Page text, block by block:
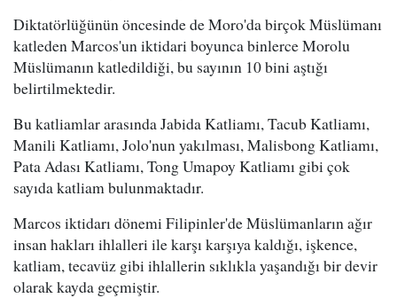
Diktatörlüğünün öncesinde de Moro'da birçok Müslümanı
katleden Marcos'un iktidari boyunca binlerce Morolu
Müslümanın katledildiği, bu sayının 10 bini aştığı
belirtilmektedir.
Bu katliamlar arasında Jabida Katliamı, Tacub Katliamı,
Manili Katliamı, Jolo'nun yakılması, Malisbong Katliamı,
Pata Adası Katliamı, Tong Umapoy Katliamı gibi çok
sayıda katliam bulunmaktadır.
Marcos iktidarı dönemi Filipinler'de Müslümanların ağır
insan hakları ihlalleri ile karşı karşıya kaldığı, işkence,
katliam, tecavüz gibi ihlallerin sıklıkla yaşandığı bir devir
olarak kayda geçmiştir.